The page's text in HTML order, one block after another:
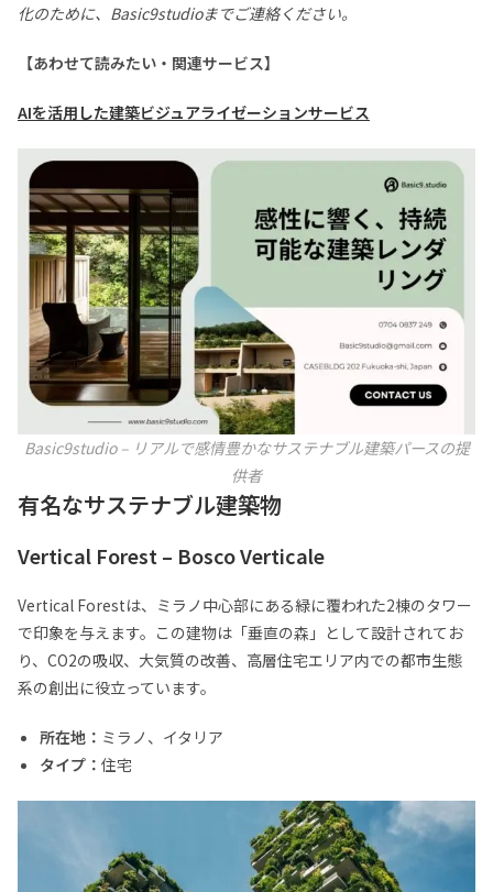
化のために、Basic9studioまでご連絡ください。
【あわせて読みたい・関連サービス】
AIを活用した建築ビジュアライゼーションサービス
Basic9studio – リアルで感情豊かなサステナブル建築パースの提
供者
有名なサステナブル建築物
Vertical Forest – Bosco Verticale
Vertical Forestは、ミラノ中心部にある緑に覆われた2棟のタワー
で印象を与えます。この建物は「垂直の森」として設計されてお
り、CO2の吸収、大気質の改善、高層住宅エリア内での都市生態
系の創出に役立っています。
所在地： ミラノ、イタリア
タイプ： 住宅